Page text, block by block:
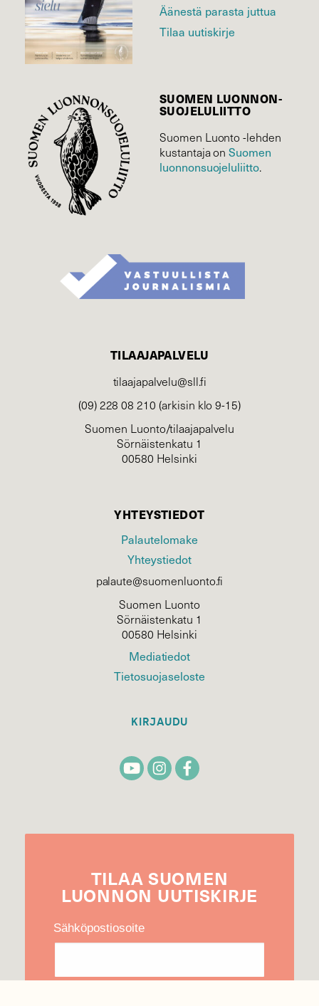
Äänestä parasta juttua
Tilaa uutiskirje
SUOMEN LUONNON­
SUOJELU­LIITTO
Suomen Luonto -lehden
kustantaja onSuomen
luonnonsuojelu­liitto.
TILAAJAPALVELU
tilaajapalvelu@sll.fi
(09) 228 08 210 (arkisin klo 9-15)
Suomen Luonto/tilaajapalvelu
Sörnäistenkatu 1
00580 Helsinki
YHTEYSTIEDOT
Palautelomake
Yhteystiedot
palaute@suomenluonto.fi
Suomen Luonto
Sörnäistenkatu 1
00580 Helsinki
Mediatiedot
Tietosuojaseloste
KIRJAUDU
TILAA SUOMEN
LUONNON UUTIS­KIRJE
Sähköpostiosoite